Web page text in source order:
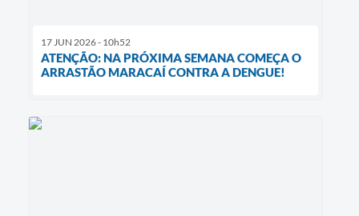
17 JUN 2026 - 10h52
ATENÇÃO: NA PRÓXIMA SEMANA COMEÇA O
ARRASTÃO MARACAÍ CONTRA A DENGUE!